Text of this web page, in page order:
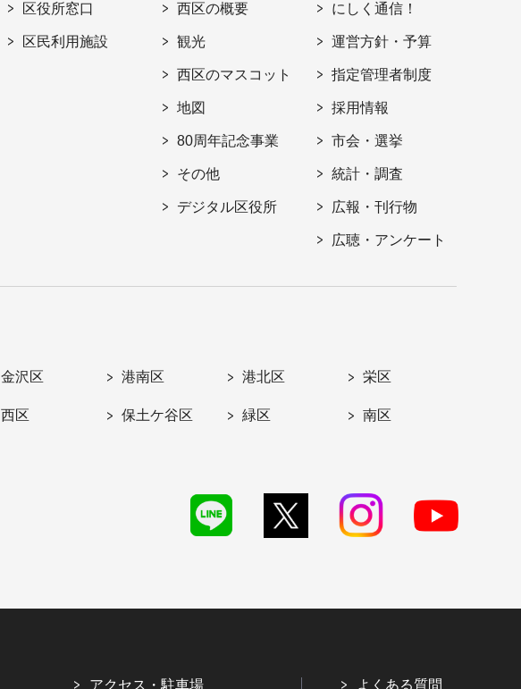
区役所窓口
区民利用施設
西区の概要
観光
西区のマスコット
地図
80周年記念事業
その他
デジタル区役所
にしく通信！
運営方針・予算
指定管理者制度
採用情報
市会・選挙
統計・調査
広報・刊行物
広聴・アンケート
金沢区 港南区 港北区 栄区
西区 保土ケ谷区 緑区 南区
アクセス・駐車場 よくある質問